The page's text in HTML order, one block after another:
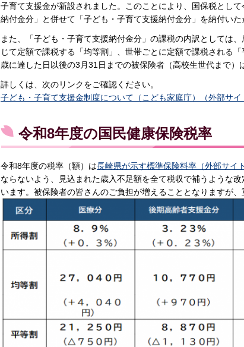
子育て支援金が新設されました。このことにより、国保税とし
納付金分」と併せて「子ども・子育て支援納付金分」を納付いた
また、「子ども・子育て支援納付金分」の課税の内訳としては
じて定額で課税する「均等割」、世帯ごとに定額で課税される
歳に達した日以後の3月31日までの被保険者（高校生世代まで）
詳しくは、次のリンクをご確認ください。
子ども・子育て支援金制度について（こども家庭庁）（外部サイ
令和8年度の国民健康保険税率
令和8年度の税率（額）は長崎県が示す標準保険料率（外部サイ
ならないよう、見込まれた歳入不足額を全て税収で補うような
います。被保険者の皆さんのご負担が増えることとなりますが、